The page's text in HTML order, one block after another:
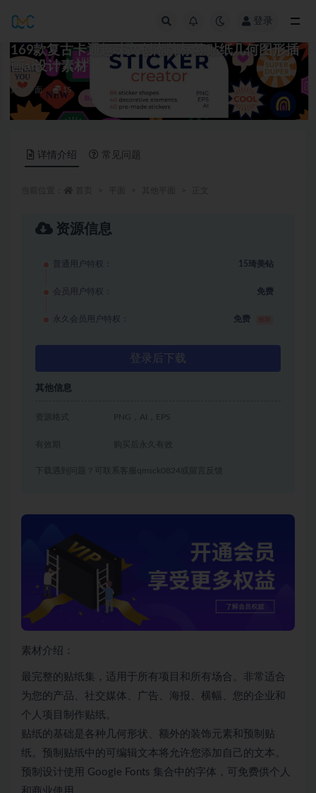
登录
169款复古卡通趣味文创潮牌标签贴纸几何图形插
画ai设计素材
其他平面 15
详情介绍 常见问题
资源信息
普通用户特权： 15琦美钻
会员用户特权： 免费
永久会员用户特权： 免费
登录后下载
其他信息
资源格式 PNG，AI，EPS
有效期 购买后永久有效
下载遇到问题？可联系客服qmsck0824或留言反馈
素材介绍：
最完整的贴纸集，适用于所有项目和所有场合。非常适合
为您的产品、社交媒体、广告、海报、横幅、您的企业和
个人项目制作贴纸。
贴纸的基础是各种几何形状、额外的装饰元素和预制贴
纸。预制贴纸中的可编辑文本将允许您添加自己的文本。
预制设计使用 Google Fonts 集合中的字体，可免费供个人